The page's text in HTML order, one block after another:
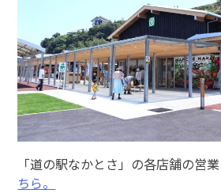
「道の駅なかとさ」の各店舗の営
ちら。